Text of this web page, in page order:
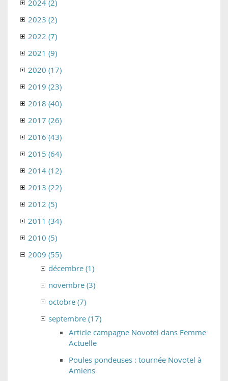
2024 (2)
2023 (2)
2022 (7)
2021 (9)
2020 (17)
2019 (23)
2018 (40)
2017 (26)
2016 (43)
2015 (64)
2014 (12)
2013 (22)
2012 (5)
2011 (34)
2010 (5)
2009 (55)
décembre (1)
novembre (3)
octobre (7)
septembre (17)
Article campagne Novotel dans Femme
Actuelle
Poules pondeuses : tournée Novotel à
Amiens